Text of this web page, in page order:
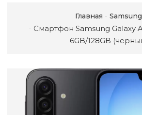
Главная Samsung
Смартфон Samsung Galaxy
6GB/128GB